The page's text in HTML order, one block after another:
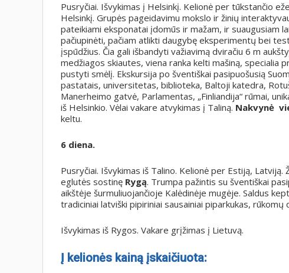
Pusryčiai. Išvykimas į Helsinkį. Kelionė per tūkstančio
Helsinkį. Grupės pageidavimu mokslo ir žinių
pateikiami eksponatai įdomūs ir mažam, ir suaugusiam
pačiupinėti, pačiam atlikti daugybę eksperimentų bei
įspūdžius. Čia gali išbandyti važiavimą dviračiu 6 m
medžiagos skiautes, viena ranka kelti mašiną, specialia
pustyti smėlį. Ekskursija po šventiškai pasipuošusią
pastatais, universitetas, biblioteka, Baltoji katedra,
Manerheimo gatvė, Parlamentas, „Finliandija“ rūmai,
iš Helsinkio. Vėlai vakare atvykimas į Taliną. Nakvynė
keltu.
6 diena.
Pusryčiai. Išvykimas iš Talino. Kelionė per Estiją,
eglutės sostinę Rygą. Trumpa pažintis su šventiškai
aikštėje šurmuliuojančioje Kalėdinėje mugėje. Saldus
tradiciniai latviški pipiriniai sausainiai piparkukas,
Išvykimas iš Rygos. Vakare grįžimas į Lietuvą.
Į kelionės kainą įskaičiuota: